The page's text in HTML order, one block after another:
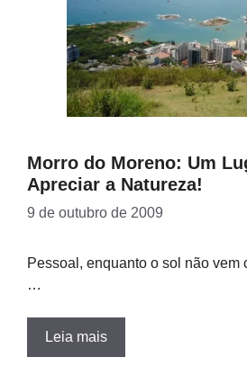
Morro do Moreno: Um
Apreciar a Natureza!
9 de outubro de 2009
Pessoal, enquanto o sol não vem
…
Leia mais